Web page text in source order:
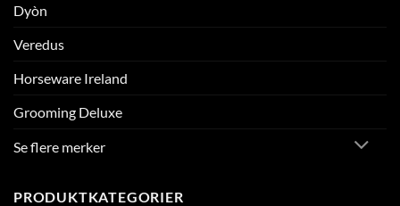
Dyòn
Veredus
Horseware Ireland
Grooming Deluxe
Se flere merker
PRODUKTKATEGORIER